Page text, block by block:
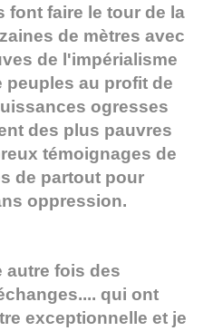
font faire le tour de la
de mètres avec
de l'impérialisme
peuples au profit de
ogresses
des plus pauvres
témoignages de
de partout pour
oppression.
autre fois des
qui ont
exceptionnelle et je